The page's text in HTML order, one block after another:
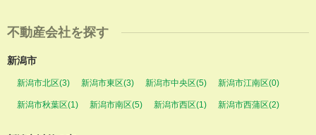
不動産会社を探す
新潟市
新潟市北区(3) 新潟市東区(3) 新潟市中央区(5) 新潟市江南区(0)
新潟市秋葉区(1) 新潟市南区(5) 新潟市西区(1) 新潟市西蒲区(2)